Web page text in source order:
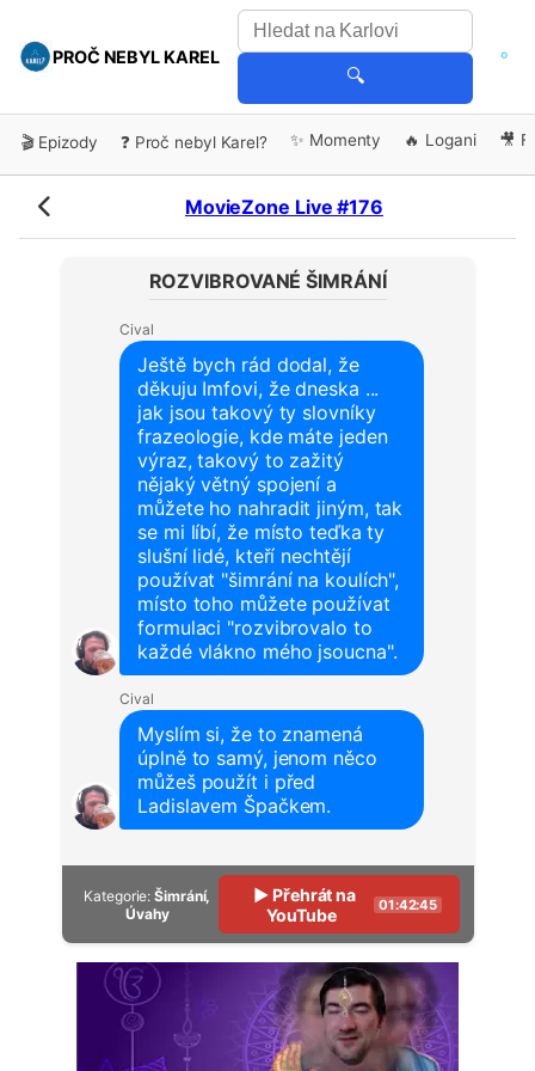
PROČ NEBYL KAREL
🔍
🎬 Epizody ❓ Proč nebyl Karel? ✨ Momenty 🔥 Logani 🎥
MovieZone Live #176
ROZVIBROVANÉ ŠIMRÁNÍ
Cival
Ještě bych rád dodal, že
děkuju Imfovi, že dneska ...
jak jsou takový ty slovníky
frazeologie, kde máte jeden
výraz, takový to zažitý
nějaký větný spojení a
můžete ho nahradit jiným, tak
se mi líbí, že místo teďka ty
slušní lidé, kteří nechtějí
používat "šimrání na koulích",
místo toho můžete používat
formulaci "rozvibrovalo to
každé vlákno mého jsoucna".
Cival
Myslím si, že to znamená
úplně to samý, jenom něco
můžeš použít i před
Ladislavem Špačkem.
Kategorie:Šimrání,
Úvahy
▶ Přehrát na
YouTube
01:42:45